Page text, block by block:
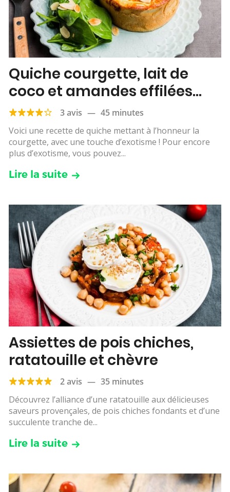
Quiche courgette, lait de
coco et amandes effilées
grillées3 avis — 45 minutes
Voici une recette de quiche mettant à l’honneur la
courgette, avec une touche d’exotisme ! Pour encore
plus d’exotisme, vous pouvez...
Lire la suite
Assiettes de pois chiches,
ratatouille et chèvre
2 avis — 35 minutes
Découvrez l’alliance d’une ratatouille aux délicieuses
saveurs provençales, de pois chiches fondants et d’une
succulente tranche de...
Lire la suite